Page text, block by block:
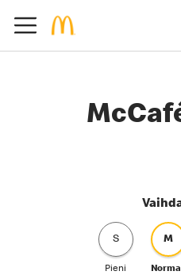
S
Pieni
M